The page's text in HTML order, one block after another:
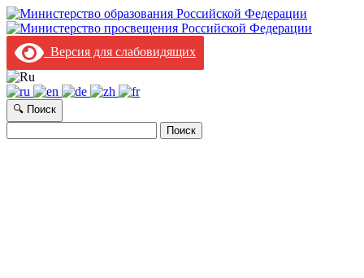
Версия для слабовидящих
🔍 Поиск